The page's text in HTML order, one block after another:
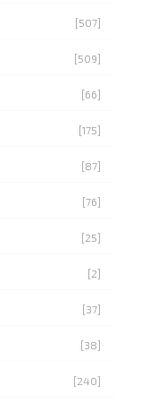
[507]
[509]
[66]
[175]
[87]
[76]
[25]
[2]
[37]
[38]
[240]